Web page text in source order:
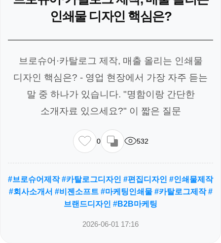
인쇄물 디자인 핵심은?
브로슈어·카탈로그 제작, 매출 올리는 인쇄물
디자인 핵심은? - 영업 현장에서 가장 자주 듣는
말 중 하나가 있습니다. "명함이랑 간단한
소개자료 있으세요?" 이 짧은 질문
0 532
#브로슈어제작 #카탈로그디자인 #편집디자인 #인쇄물제작
#회사소개서 #비젠소프트 #마케팅인쇄물 #카탈로그제작 #
브랜드디자인 #B2B마케팅
2026-06-01 17:16